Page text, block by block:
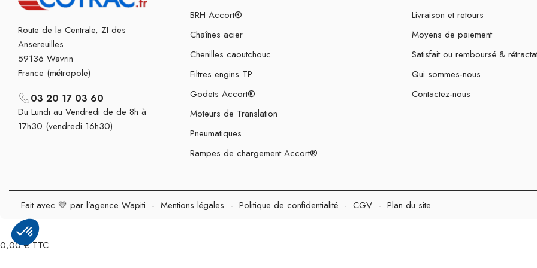
Route de la Centrale, ZI des
Ansereuilles
59136 Wavrin
France (métropole)
03 20 17 03 60
Du Lundi au Vendredi de de 8h à
17h30 (vendredi 16h30)
BRH Accort®
Chaînes acier
Chenilles caoutchouc
Filtres engins TP
Godets Accort®
Moteurs de Translation
Pneumatiques
Rampes de chargement Accort®
Livraison et retours
Moyens de paiement
Satisfait ou remboursé &
Qui sommes-nous
Contactez-nous
Fait avec 💛 par l’agence Wapiti - Mentions légales - Politique de confidentialité - CGV - Plan du site
0,00 € TTC